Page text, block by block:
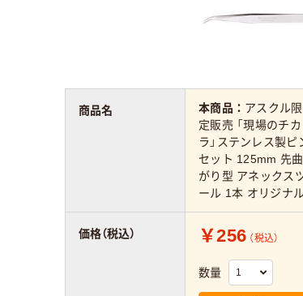
本商品： アスクル限
定販売 「現場のチカ
ラ」ステンレス製ピ
セット 125mm 先曲
がり型 アネックス
ール 1本 オリジナ
￥256 （税込）
数量
商品名
価格（税込）